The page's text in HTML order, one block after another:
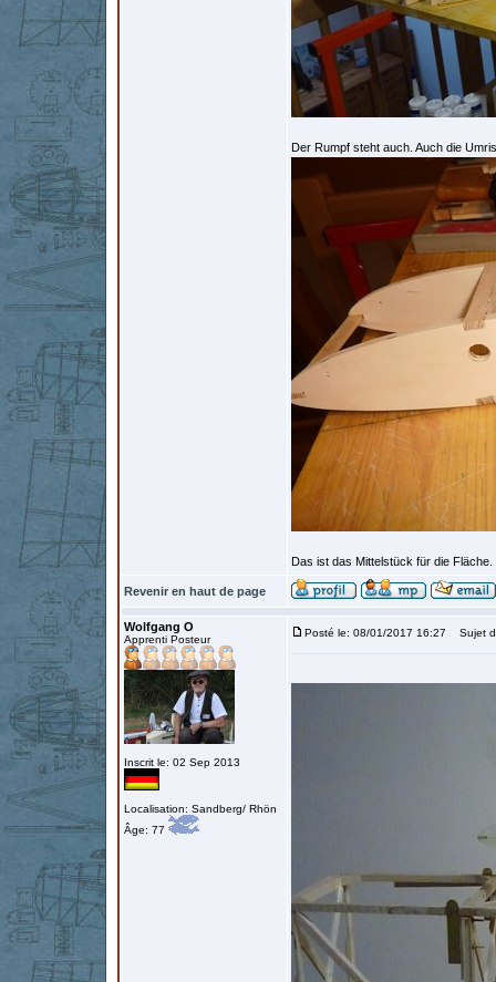
Der Rumpf steht auch. Auch die
Das ist das Mittelstück für die
Revenir en haut de page
Wolfgang O
Apprenti Posteur
Inscrit le: 02 Sep 2013
Localisation: Sandberg/ Rhön
Âge: 77
Posté le: 08/01/2017 16:27 Sujet